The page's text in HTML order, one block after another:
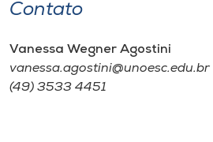
Contato
Vanessa Wegner Agostini
​vanessa.agostini@unoesc.edu.br
(49) 3533 4451